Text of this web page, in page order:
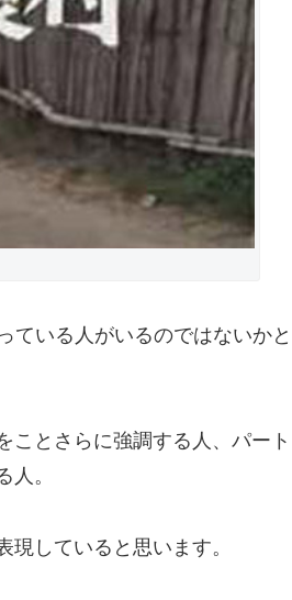
ている人がいるのではないかと
ことさらに強調する人、パート
。
していると思います。